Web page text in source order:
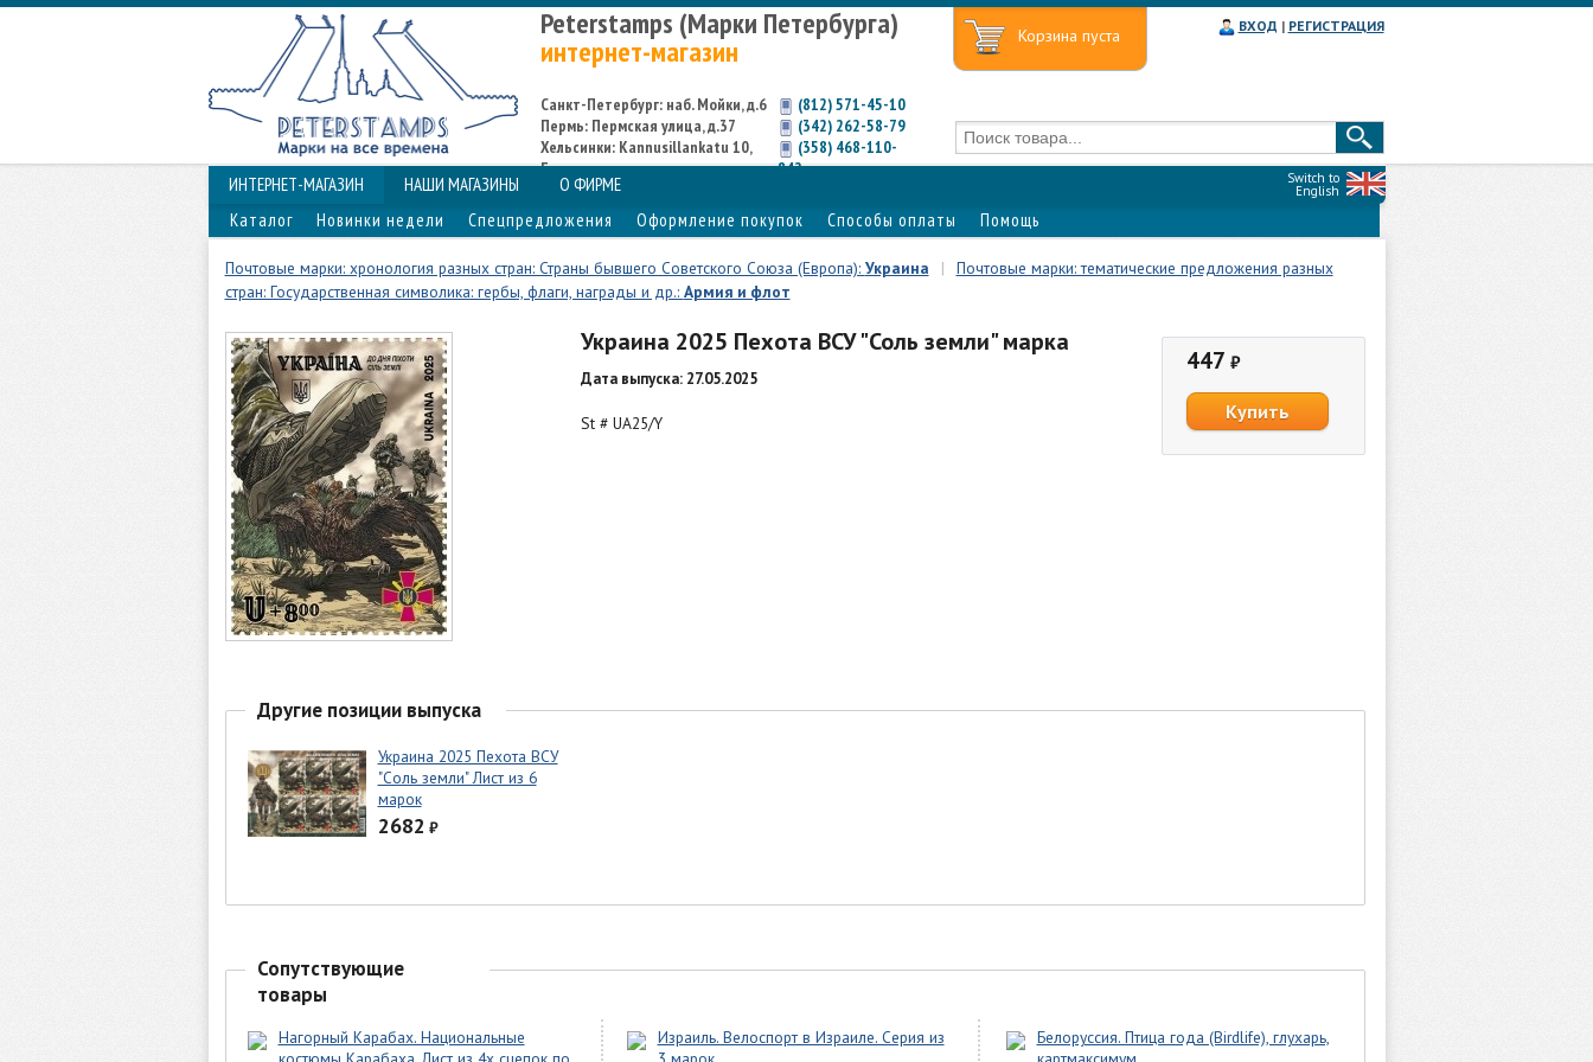
Peterstamps (Марки Петербурга)
интернет-магазин
Санкт-Петербург: наб. Мойки, д.6
Пермь: Пермская улица, д.37
Хельсинки: Kannusillankatu 10,
Espoo
(812) 571-45-10
(342) 262-58-79
(358) 468-110-
842
Корзина пуста ВХОД | РЕГИСТРАЦИЯ
Switch to
English
ИНТЕРНЕТ-МАГАЗИН НАШИ МАГАЗИНЫ
О ФИРМЕ
Каталог
Новинки недели Спецпредложения Оформление покупок Способы оплаты Помощь
Почтовые марки: хронология разных стран: Страны бывшего Советского Союза (Европа): Украина |
Почтовые марки: тематические предложения разных
стран: Государственная символика: гербы, флаги, награды и др.: Армия и флот
Украина 2025 Пехота ВСУ "Соль земли" марка
Дата выпуска: 27.05.2025
St # UA25/Y
447 ₽
Другие позиции выпуска
Украина 2025 Пехота ВСУ
"Соль земли" Лист из 6
марок
2682 ₽
Сопутствующие
товары
Нагорный Карабах. Национальные
Израиль. Велоспорт в Израиле. Серия из
Белоруссия. Птица года (Birdlife), глухарь,